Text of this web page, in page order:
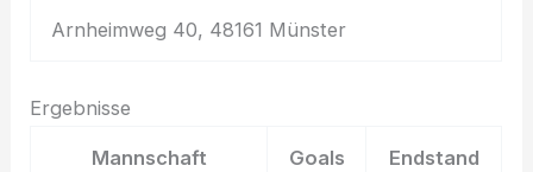
Arnheimweg 40, 48161 Münster
Ergebnisse
Mannschaft Goals Endstand